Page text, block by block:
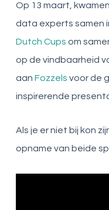
Op 13 maart,
data experts samen
Dutch Cups om
op de vindbaarheid
aan Fozzels voor de
inspirerende
Als je er niet bij kon
opname van beide